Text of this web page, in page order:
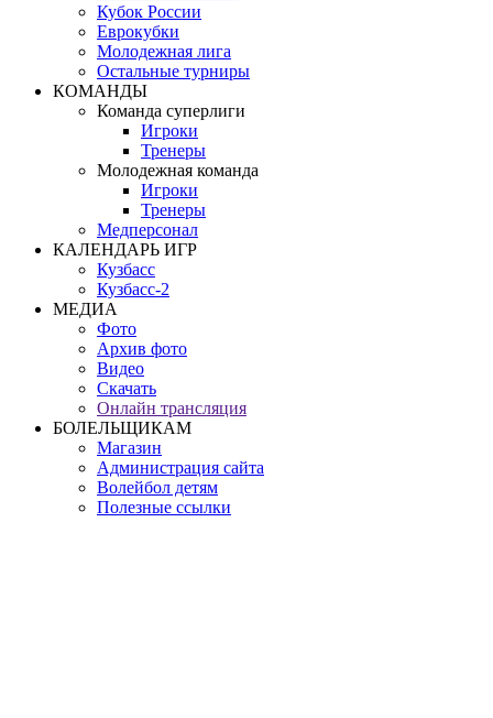
Кубок России
Еврокубки
Молодежная лига
Остальные турниры
КОМАНДЫ
Команда суперлиги
Игроки
Тренеры
Молодежная команда
Игроки
Тренеры
Медперсонал
КАЛЕНДАРЬ ИГР
Кузбасс
Кузбасс-2
МЕДИА
Фото
Архив фото
Видео
Скачать
Онлайн трансляция
БОЛЕЛЬЩИКАМ
Магазин
Администрация сайта
Волейбол детям
Полезные ссылки